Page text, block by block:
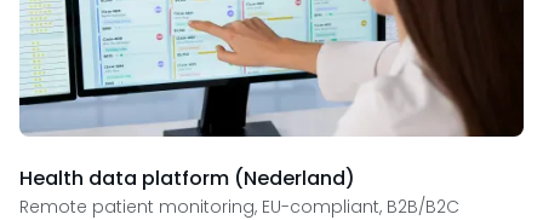
Health data platform (Nederland)
Remote patient monitoring, EU-compliant, B2B/B2C